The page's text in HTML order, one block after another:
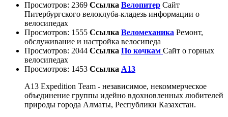
Просмотров: 2369 Ссылка Велопитер Сайт
Питербургского велоклуба-кладезь информации о
велосипедах
Просмотров: 1555 Ссылка Веломеханика Ремонт,
обслуживание и настройка велосипеда
Просмотров: 2044 Ссылка По кочкам Сайт о горных
велосипедах
Просмотров: 1453 Ссылка A13
A13 Expedition Team - независимое, некоммерческое
объединение группы идейно вдохновленных любителей
природы города Алматы, Республики Казахстан.